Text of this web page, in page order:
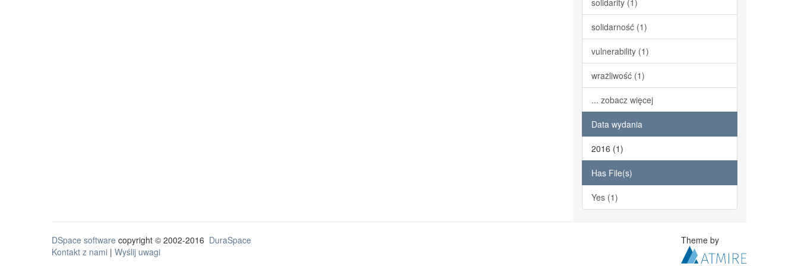
solidarity (1)
solidarność (1)
vulnerability (1)
wrażliwość (1)
... zobacz więcej
Data wydania
2016 (1)
Has File(s)
Yes (1)
DSpace software copyright © 2002-2016 DuraSpace
Kontakt z nami | Wyślij uwagi
Theme by